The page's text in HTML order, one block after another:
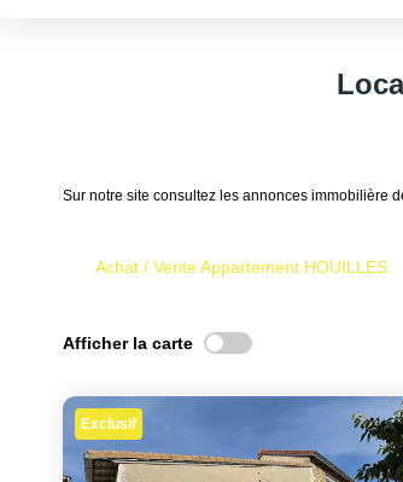
Sur notre site consultez les annonces immobilière
Achat / Vente Appartement HOUILLES
Afficher la carte
Exclusif